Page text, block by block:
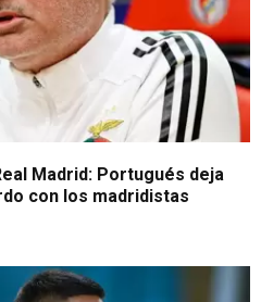
Madrid: Portugués deja
con los madridistas